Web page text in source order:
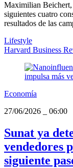
Maximilian
siguientes cuatro
resultados de las
Lifestyle
Harvard Business
Economía
27/06/2026
06:00
Sunat ya
vendedores
siguiente